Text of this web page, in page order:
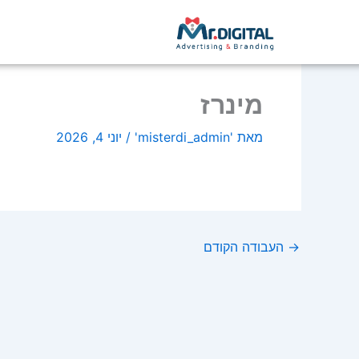
מינרז
מאת 'misterdi_admin'
/ יוני 4, 2026
→ העבודה הקודם